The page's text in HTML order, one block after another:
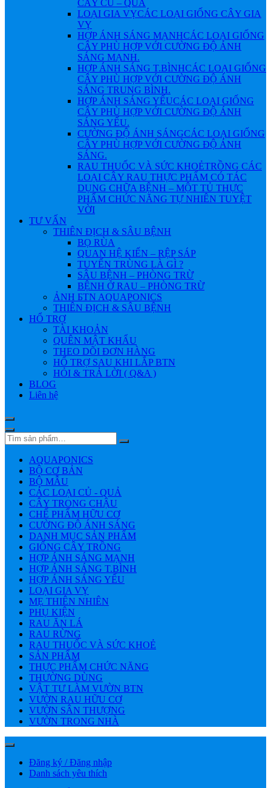
CÂY CỦ – QUẢ
LOẠI GIA VỴCÁC LOẠI GIỐNG CÂY GIA
VỴ
HỢP ÁNH SÁNG MẠNHCÁC LOẠI GIỐNG
CÂY PHÙ HỢP VỚI CƯỜNG ĐỘ ÁNH
SÁNG MẠNH.
HỢP ÁNH SÁNG T.BÌNHCÁC LOẠI GIỐNG
CÂY PHÙ HỢP VỚI CƯỜNG ĐỘ ÁNH
SÁNG TRUNG BÌNH.
HỢP ÁNH SÁNG YẾUCÁC LOẠI GIỐNG
CÂY PHÙ HỢP VỚI CƯỜNG ĐỘ ÁNH
SÁNG YẾU.
CƯỜNG ĐỘ ÁNH SÁNGCÁC LOẠI GIỐNG
CÂY PHÙ HỢP VỚI CƯỜNG ĐỘ ÁNH
SÁNG.
RAU THUỐC VÀ SỨC KHOẺTRỒNG CÁC
LOẠI CÂY RAU THỰC PHẨM CÓ TÁC
DỤNG CHỮA BỆNH – MỘT TỦ THỰC
PHẨM CHỨC NĂNG TỰ NHIÊN TUYỆT
VỜI
TƯ VẤN
THIÊN ĐỊCH & SÂU BỆNH
BỌ RÙA
QUAN HỆ KIẾN – RỆP SÁP
TUYẾN TRÙNG LÀ GÌ ?
SÂU BỆNH – PHÒNG TRỪ
BỆNH Ở RAU – PHÒNG TRỪ
ẢNH БTN AQUAPONICS
THIÊN ĐỊCH & SÂU BỆNH
HỔ TRỢ
TÀI KHOẢN
QUÊN MẬT KHẨU
THEO DÕI ĐƠN HÀNG
HỔ TRỢ SAU KHI LẮP BTN
HỎI & TRẢ LỜI ( Q&A )
BLOG
Liên hệ
AQUAPONICS
BỘ CƠ BẢN
BỘ MẪU
CÁC LOẠI CỦ - QUẢ
CÂY TRONG CHẬU
CHẾ PHẨM HỮU CƠ
CƯỜNG ĐỘ ÁNH SÁNG
DANH MỤC SẢN PHẨM
GIỐNG CÂY TRỒNG
HỢP ÁNH SÁNG MẠNH
HỢP ÁNH SÁNG T.BÌNH
HỢP ÁNH SÁNG YẾU
LOẠI GIA VỴ
MẸ THIÊN NHIÊN
PHỤ KIỆN
RAU ĂN LÁ
RAU RỪNG
RAU THUỐC VÀ SỨC KHOẺ
SẢN PHẨM
THỰC PHẨM CHỨC NĂNG
THƯỜNG DÙNG
VẬT TƯ LÀM VƯỜN BTN
VƯỜN RAU HỮU CƠ
VƯỜN SÂN THƯỢNG
VƯỜN TRONG NHÀ
Đăng ký / Đăng nhập
Danh sách yêu thích